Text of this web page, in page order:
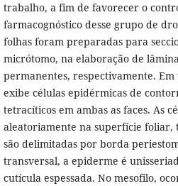
trabalho, a fim de favorecer o
farmacognóstico desse grupo de
folhas foram preparadas para
micrótomo, na elaboração de
permanentes, respectivamente.
exibe células epidérmicas de
tetracíticos em ambas as faces. As
aleatoriamente na superfície foliar,
são delimitadas por borda
transversal, a epiderme é
cutícula espessada. No mesofilo,